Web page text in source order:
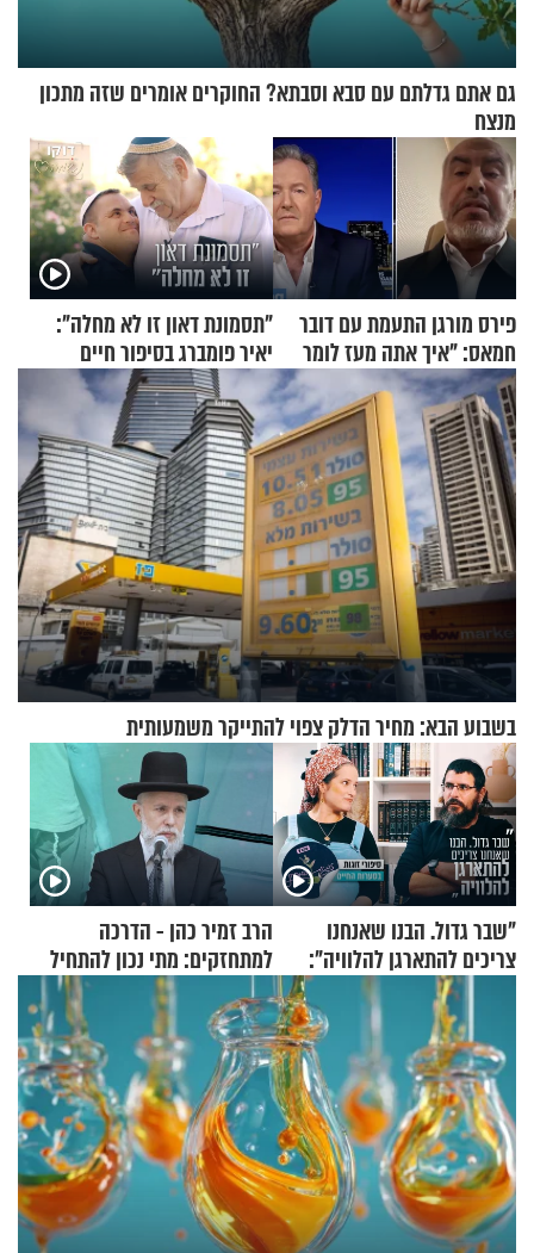
גם אתם גדלתם עם סבא וסבתא? החוקרים אומרים שזה מתכון
מנצח
פירס מורגן התעמת עם דובר
חמאס: "איך אתה מעז לומר
שלא ביצעתם פשעי מלחמה?!"
"תסמונת דאון זו לא מחלה":
יאיר פומברג בסיפור חיים
מעורר השראה
בשבוע הבא: מחיר הדלק צפוי להתייקר משמעותית
"שבר גדול. הבנו שאנחנו
צריכים להתארגן להלוויה":
זוגיות במבחן, הפעם עם מרים
וגד דנינו
הרב זמיר כהן - הדרכה
למתחזקים: מתי נכון להתחיל
עם לבישת הציצית?